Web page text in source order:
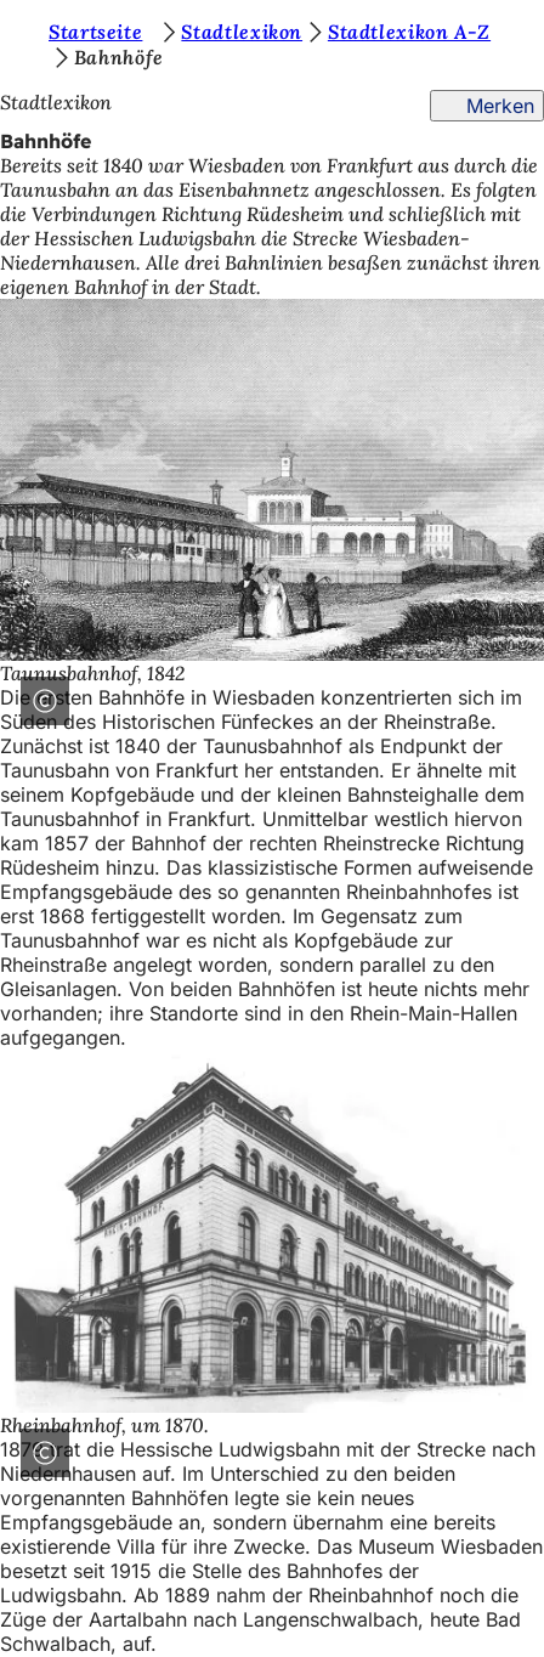
Inhalt anspringen
e
b
e
f
i
n
d
e
n
s
i
c
h
h
i
e
r
:
Startseite Stadtlexikon
Stadtlexikon A-Z
Bahnhöfe
Stadtlexikon
Merken
Bahnhöfe
Bereits seit 1840 war Wiesbaden von Frankfurt aus durch die
Taunusbahn an das Eisenbahnnetz angeschlossen. Es folgten
die Verbindungen Richtung Rüdesheim und schließlich mit
der Hessischen Ludwigsbahn die Strecke Wiesbaden-
Niedernhausen. Alle drei Bahnlinien besaßen zunächst ihren
eigenen Bahnhof in der Stadt.
Taunusbahnhof, 1842
Die ersten Bahnhöfe in Wiesbaden konzentrierten sich im
Süden des Historischen Fünfeckes an der Rheinstraße.
Zunächst ist 1840 der Taunusbahnhof als Endpunkt der
Taunusbahn von Frankfurt her entstanden. Er ähnelte mit
seinem Kopfgebäude und der kleinen Bahnsteighalle dem
Taunusbahnhof in Frankfurt. Unmittelbar westlich hiervon
kam 1857 der Bahnhof der rechten Rheinstrecke Richtung
Rüdesheim hinzu. Das klassizistische Formen aufweisende
Empfangsgebäude des so genannten Rheinbahnhofes ist
erst 1868 fertiggestellt worden. Im Gegensatz zum
Taunusbahnhof war es nicht als Kopfgebäude zur
Rheinstraße angelegt worden, sondern parallel zu den
Gleisanlagen. Von beiden Bahnhöfen ist heute nichts mehr
vorhanden; ihre Standorte sind in den Rhein-Main-Hallen
aufgegangen.
Rheinbahnhof, um 1870.
1879 trat die Hessische Ludwigsbahn mit der Strecke nach
Niedernhausen auf. Im Unterschied zu den beiden
vorgenannten Bahnhöfen legte sie kein neues
Empfangsgebäude an, sondern übernahm eine bereits
existierende Villa für ihre Zwecke. Das Museum Wiesbaden
besetzt seit 1915 die Stelle des Bahnhofes der
Ludwigsbahn. Ab 1889 nahm der Rheinbahnhof noch die
Züge der Aartalbahn nach Langenschwalbach, heute Bad
Schwalbach, auf.